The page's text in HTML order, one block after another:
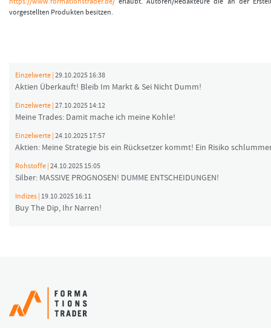
vorgestellten Produkten besitzen.
Einzelwerte | 29.10.2025 16:38
Aktien Überkauft! Bleib Im Markt & Sei Nicht Dumm!
Einzelwerte | 27.10.2025 14:12
Meine Trades: Damit mache ich meine Kohle!
Einzelwerte | 24.10.2025 17:57
Aktien: Meine Strategie bis ein Rücksetzer kommt! Ein Risiko
Rohstoffe | 24.10.2025 15:05
Silber: MASSIVE PROGNOSEN! DUMME ENTSCHEIDUNGEN!
Indizes | 19.10.2025 16:11
Buy The Dip, Ihr Narren!